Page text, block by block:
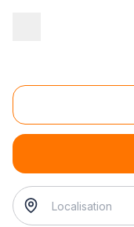
Location de
location de